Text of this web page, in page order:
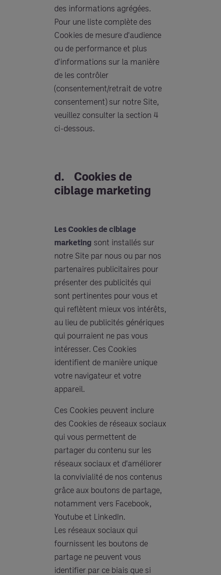
des informations agrégées.
Pour une liste complète des
Cookies de mesure d'audience
ou de performance et plus
d'informations sur la manière
de les contrôler
(consentement/retrait de votre
consentement) sur notre Site,
veuillez consulter la section 4
ci-dessous.
d. Cookies de
ciblage marketing
Les Cookies de ciblage
marketing sont installés sur
notre Site par nous ou par nos
partenaires publicitaires pour
présenter des publicités qui
sont pertinentes pour vous et
qui reflètent mieux vos intérêts,
au lieu de publicités génériques
qui pourraient ne pas vous
intéresser. Ces Cookies
identifient de manière unique
votre navigateur et votre
appareil.
Ces Cookies peuvent inclure
des Cookies de réseaux sociaux
qui vous permettent de
partager du contenu sur les
réseaux sociaux et d'améliorer
la convivialité de nos contenus
grâce aux boutons de partage,
notamment vers Facebook,
Youtube et LinkedIn.
Les réseaux sociaux qui
fournissent les boutons de
partage ne peuvent vous
identifier par ce biais que si